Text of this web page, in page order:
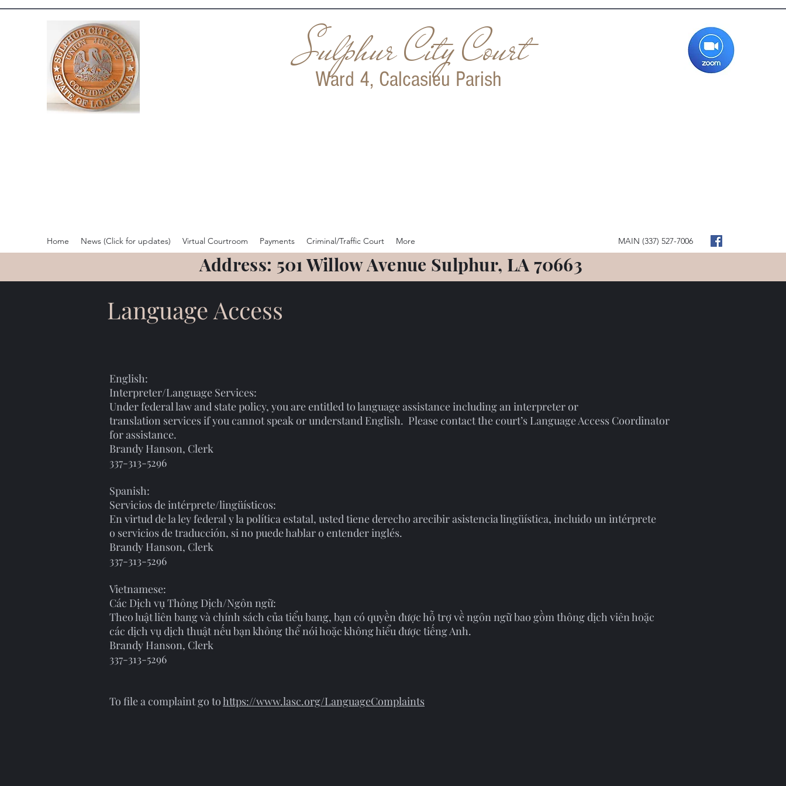
Sulphur City Court
Ward 4, Calcasieu Parish
Home News (Click for updates) Virtual Courtroom Payments Criminal/Traffic Court More MAIN (337) 527-7006
Address: 501 Willow Avenue Sulphur, LA 70663
Language Access
English:
Interpreter/Language Services:
Under federal law and state policy, you are entitled to language assistance including an interpreter or
translation services if you cannot speak or understand English. Please contact the court’s Language Access Coordinator
for assistance.
Brandy Hanson, Clerk
337-313-5296
Spanish:
Servicios de intérprete/lingüísticos:
En virtud de la ley federal y la política estatal, usted tiene derecho arecibir asistencia lingüística, incluido un intérprete
o servicios de traducción, si no puede hablar o entender inglés.
Brandy Hanson, Clerk
337-313-5296
Vietnamese:
Các Dịch vụ Thông Dịch/Ngôn ngữ:
Theo luật liên bang và chính sách của tiểu bang, bạn có quyền được hỗ trợ về ngôn ngữ bao gồm thông dịch viên hoặc
các dịch vụ dịch thuật nếu bạn không thể nói hoặc không hiểu được tiếng Anh.
Brandy Hanson, Clerk
337-313-5296
To file a complaint go tohttps://www.lasc.org/LanguageComplaints